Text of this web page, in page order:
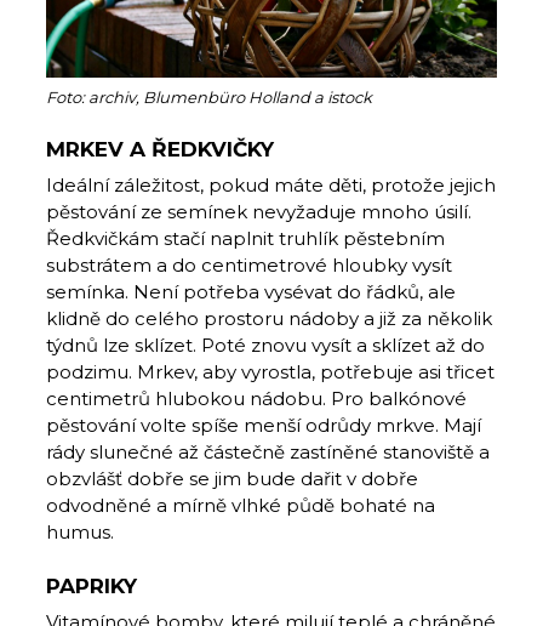
Foto: archiv, Blumenbüro Holland a istock
MRKEV A ŘEDKVIČKY
Ideální záležitost, pokud máte děti, protože jejich
pěstování ze semínek nevyžaduje mnoho úsilí.
Ředkvičkám stačí naplnit truhlík pěstebním
substrátem a do centimetrové hloubky vysít
semínka. Není potřeba vysévat do řádků, ale
klidně do celého prostoru nádoby a již za několik
týdnů lze sklízet. Poté znovu vysít a sklízet až do
podzimu. Mrkev, aby vyrostla, potřebuje asi třicet
centimetrů hlubokou nádobu. Pro balkónové
pěstování volte spíše menší odrůdy mrkve. Mají
rády slunečné až částečně zastíněné stanoviště a
obzvlášť dobře se jim bude dařit v dobře
odvodněné a mírně vlhké půdě bohaté na
humus.
PAPRIKY